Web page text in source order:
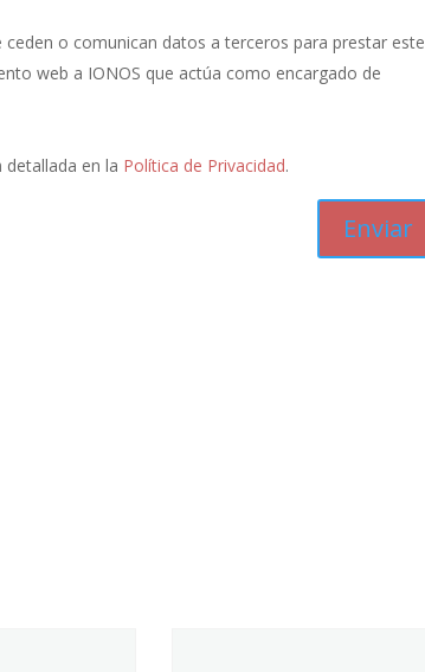
ceden o comunican datos a terceros para prestar este
web a IONOS que actúa como encargado de
en la Política de Privacidad.